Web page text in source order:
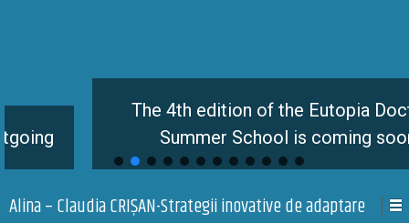
The 4th edition of the Eutopia Doctoral
Summer School is coming soon
Alina – Claudia CRIȘAN-Strategii inovative de adaptare